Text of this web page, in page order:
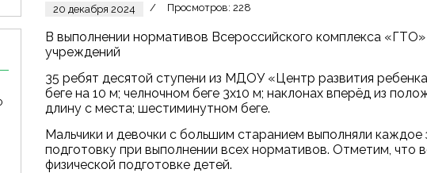
20 декабря 2024 Просмотров: 228
В выполнении нормативов Всероссийского комплекса
учреждений
35 ребят десятой ступени из МДОУ «Центр развития
беге на 10 м; челночном беге 3x10 м; наклонах вперёд из
длину с места; шестиминутном беге.
Мальчики и девочки с большим старанием выполняли
подготовку при выполнении всех нормативов. Отметим, что
физической подготовке детей.